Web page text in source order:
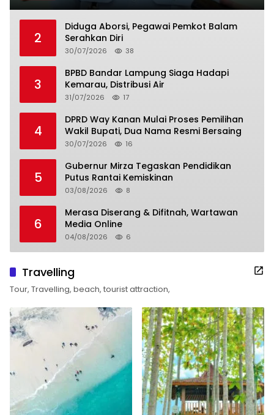
2
Diduga Aborsi, Pegawai Pemkot Balam
Serahkan Diri
30/07/2026 38
3
BPBD Bandar Lampung Siaga Hadapi
Kemarau, Distribusi Air
31/07/2026 17
4
DPRD Way Kanan Mulai Proses Pemilihan
Wakil Bupati, Dua Nama Resmi Bersaing
30/07/2026 16
5
Gubernur Mirza Tegaskan Pendidikan
Putus Rantai Kemiskinan
03/08/2026 8
6
Merasa Diserang & Difitnah, Wartawan
Media Online
04/08/2026 6
Travelling
Tour, Travelling, beach, tourist attraction,